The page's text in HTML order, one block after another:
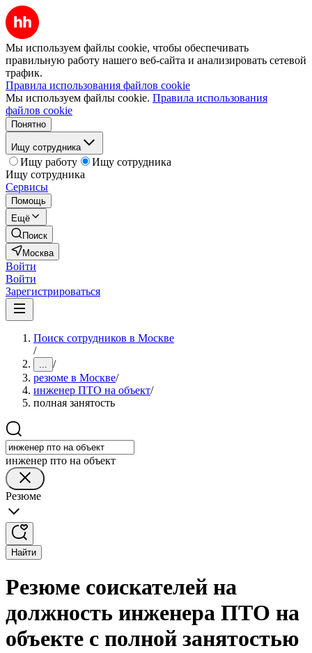
Мы используем файлы cookie, чтобы обеспечивать
правильную работу нашего веб-сайта и анализировать сетевой
трафик.
Правила использования файлов cookie
Мы используем файлы cookie. Правила использования
файлов cookie
Понятно
Ищу сотрудника
Ищу работу
Ищу сотрудника
Ищу сотрудника
Сервисы
Помощь
Ещё
Поиск
Москва
Войти
Войти
Зарегистрироваться
Поиск сотрудников в Москве
/
... /
резюме в Москве/
инженер ПТО на объект/
полная занятость
инженер пто на объект
Резюме
Найти
Резюме соискателей на
должность инженера ПТО на
объекте с полной занятостью